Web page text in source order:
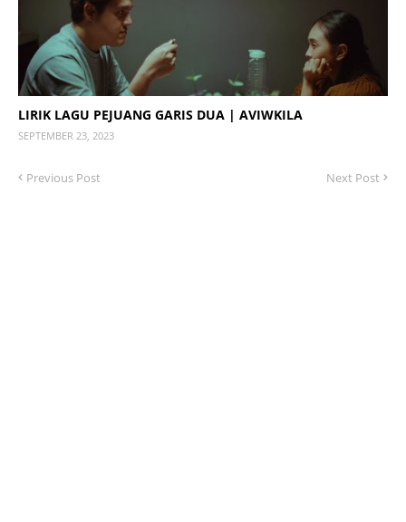
LIRIK LAGU PEJUANG GARIS DUA | AVIWKILA
SEPTEMBER 23, 2023
Previous Post Next Post